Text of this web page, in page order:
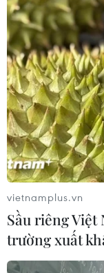
Thái Lan tạm
chục tỷ USD
09/08/2026 15:20
50 năm quan
Thái Lan: Viết
tim
09/08/2026 13:43
Điện mừng kỷ
thứ 61 nước
09/08/2026 13:42
vietnamplus.vn
Sầu riêng
trường xuất